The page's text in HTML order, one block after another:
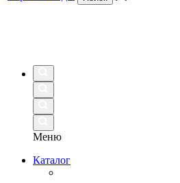
Меню
Каталог